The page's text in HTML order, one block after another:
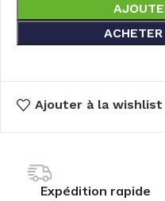
Ajouter à la wishlist
Expédition rapide